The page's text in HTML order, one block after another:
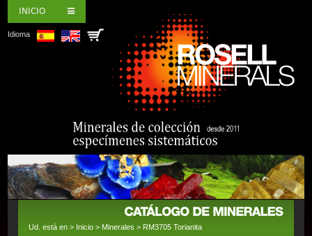
INICIO
Idioma
Ud. está en > Inicio > Minerales > RM3705 Torianita